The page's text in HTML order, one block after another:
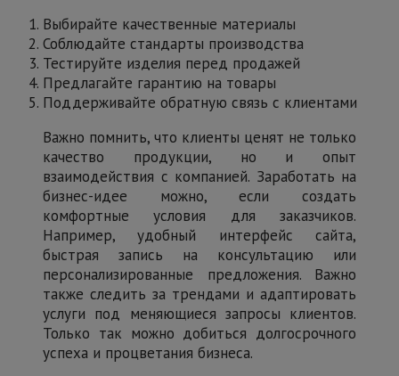
Выбирайте качественные материалы
Соблюдайте стандарты производства
Тестируйте изделия перед продажей
Предлагайте гарантию на товары
Поддерживайте обратную связь с клиентами
Важно помнить, что клиенты ценят не только
качество продукции, но и опыт
взаимодействия с компанией. Заработать на
бизнес-идее можно, если создать
комфортные условия для заказчиков.
Например, удобный интерфейс сайта,
быстрая запись на консультацию или
персонализированные предложения. Важно
также следить за трендами и адаптировать
услуги под меняющиеся запросы клиентов.
Только так можно добиться долгосрочного
успеха и процветания бизнеса.